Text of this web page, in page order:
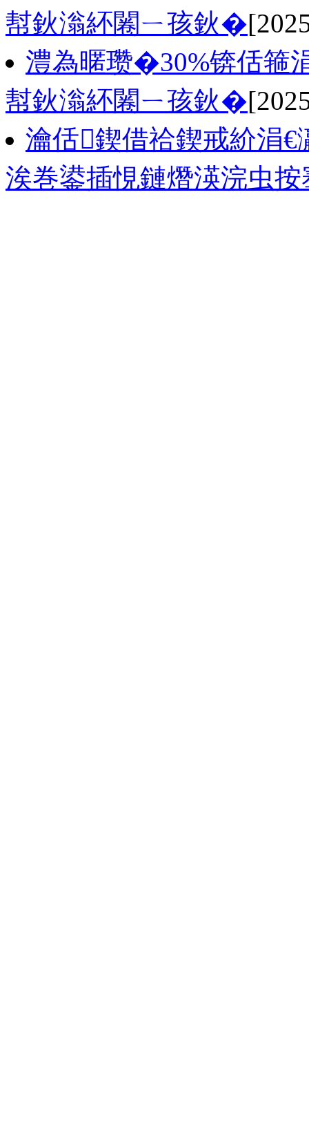
幇鈥滃紑闂ㄧ孩鈥�
澧為暱瓒�30%锛佸箍
幇鈥滃紑闂ㄧ孩鈥�
瀹佸鍥借祫鍥戒紒涓
涘巻鍙插悓鏈熸渶浣虫